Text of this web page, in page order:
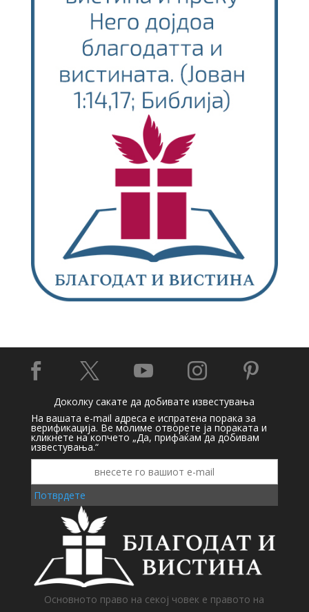
    
Доколку сакате да добивате известувања
На вашата e-mail адреса е испратена порака за
верификација. Ве молиме отворете ја пораката и
кликнете на копчето „Да, прифаќам да добивам
известувања.“
Потврдете
Основното право на секој човек е правото на